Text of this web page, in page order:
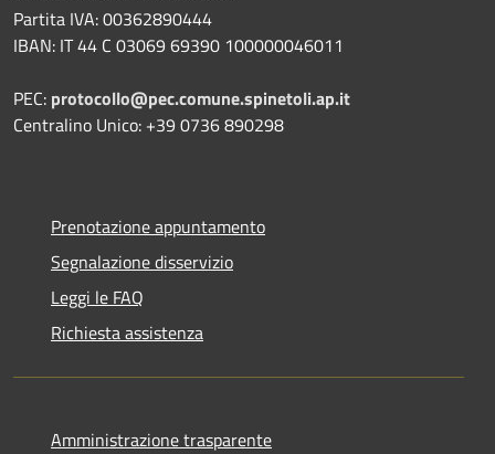
Partita IVA: 00362890444
IBAN: IT 44 C 03069 69390 100000046011
PEC: protocollo@pec.comune.spinetoli.ap.it
Centralino Unico: +39 0736 890298
Prenotazione appuntamento
Segnalazione disservizio
Leggi le FAQ
Richiesta assistenza
Amministrazione trasparente